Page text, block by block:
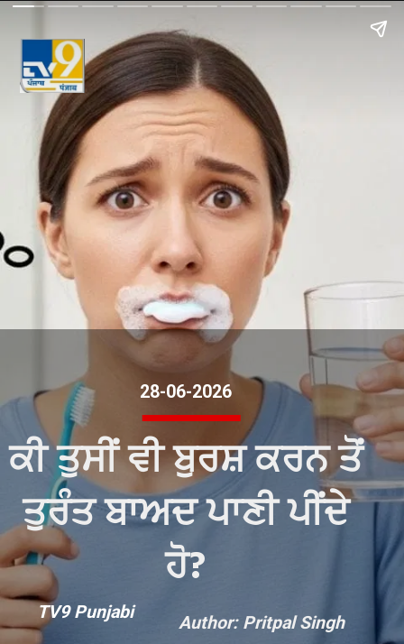
TV9 Punjabi
ਕੀ ਤੁਸੀਂ ਵੀ ਬੁਰਸ਼ ਕਰਨ ਤੋਂ
ਤੁਰੰਤ ਬਾਅਦ ਪਾਣੀ ਪੀਂਦੇ
ਹੋ?
Author: Pritpal Singh
28-06-2026